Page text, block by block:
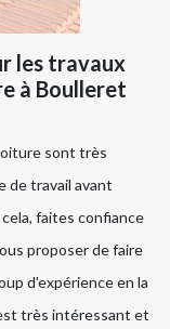
les travaux
à Boulleret
sont très
de travail avant
faites confiance
proposer de faire
d'expérience en la
très intéressant et